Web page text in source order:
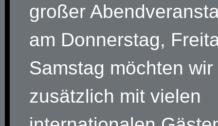
großer
am Donnerstag,
Samstag möchten wir
zusätzlich mit vielen